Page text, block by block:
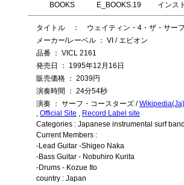
BOOKS E_BOOKS.19 インス
タイトル ： ウェイティン・4・ザ・サー
メーカー/レーベル ： VI / エビオン
品番 ： VICL 2161
発売日 ： 1995年12月16日
販売価格 ： 2039円
演奏時間 ： 24分54秒
演奏 ： サーフ・コースターズ /Wikipedia(Ja)
, Official Site , Record Label site
Categories : Japanese instrumental surf
Current Members :
-Lead Guitar -Shigeo Naka
-Bass Guitar - Nobuhiro Kurita
-Drums - Kozue Ito
country : Japan